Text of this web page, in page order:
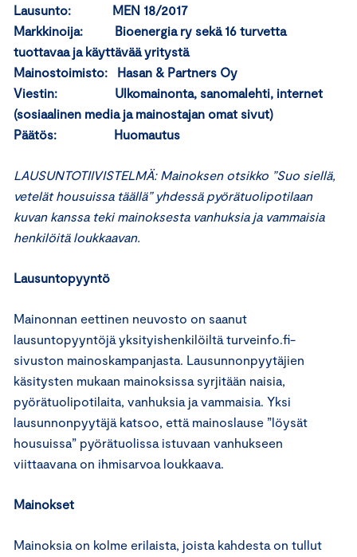
Lausunto: MEN 18/2017
Markkinoija: Bioenergia ry sekä 16 turvetta
tuottavaa ja käyttävää yritystä
Mainostoimisto: Hasan & Partners Oy
Viestin: Ulkomainonta, sanomalehti, internet
(sosiaalinen media ja mainostajan omat sivut)
Päätös: Huomautus
LAUSUNTOTIIVISTELMÄ: Mainoksen otsikko ”Suo siellä,
vetelät housuissa täällä” yhdessäpyörätuolipotilaan
kuvan kanssa teki mainoksesta vanhuksia ja vammaisia
henkilöitä loukkaavan.
Lausuntopyyntö
Mainonnan eettinen neuvosto on saanut
lausuntopyyntöjä yksityishenkilöiltä turveinfo.fi-
sivuston mainoskampanjasta. Lausunnonpyytäjien
käsitysten mukaan mainoksissa syrjitään naisia,
pyörätuolipotilaita, vanhuksia ja vammaisia. Yksi
lausunnonpyytäjä katsoo, että mainoslause ”löysät
housuissa” pyörätuolissa istuvaan vanhukseen
viittaavana on ihmisarvoa loukkaava.
Mainokset
Mainoksia on kolme erilaista, joista kahdesta on tullut